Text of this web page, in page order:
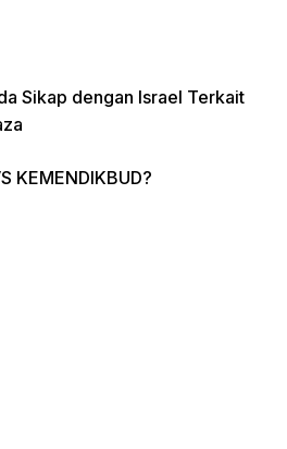
Sikap dengan Israel Terkait
KEMENDIKBUD?